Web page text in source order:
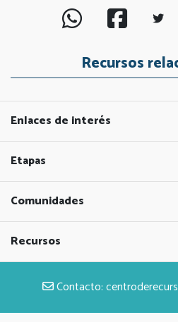
Recursos
Enlaces de interés
Etapas
Comunidades
Recursos
Contacto: